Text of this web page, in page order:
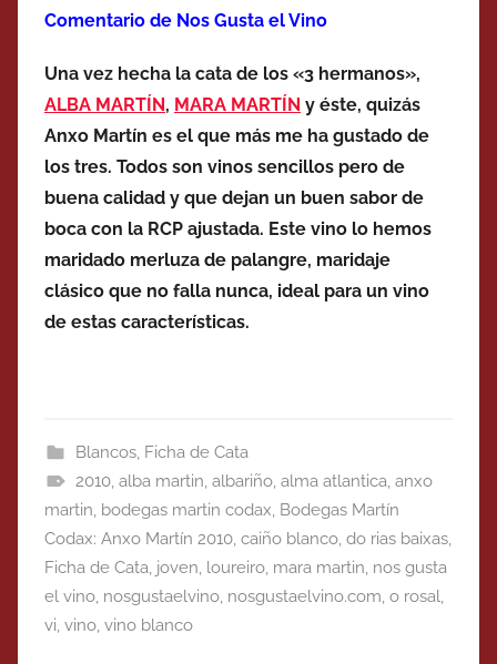
Comentario de Nos Gusta el Vino
Una vez hecha la cata de los «3 hermanos»,
ALBA MARTÍN, MARA MARTÍN y éste, quizás
Anxo Martín es el que más me ha gustado de
los tres. Todos son vinos sencillos pero de
buena calidad y que dejan un buen sabor de
boca con la RCP ajustada. Este vino lo hemos
maridado merluza de palangre, maridaje
clásico que no falla nunca, ideal para un vino
de estas características.
Blancos, Ficha de Cata
2010, alba martin, albariño, alma atlantica, anxo
martin, bodegas martin codax, Bodegas Martín
Codax: Anxo Martín 2010, caiño blanco, do rias baixas,
Ficha de Cata, joven, loureiro, mara martin, nos gusta
el vino, nosgustaelvino, nosgustaelvino.com, o rosal,
vi, vino, vino blanco